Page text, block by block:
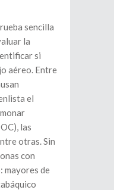
sencilla
la
si
aéreo. Entre
el
las
otras. Sin
con
mayores de